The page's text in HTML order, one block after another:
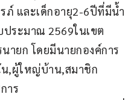
ภ์ และเด็กอายุ2-6ปีที่มีน้ำ
ระมาณ 2569ในเขต
ายก โดยมีนายกองค์การ
น,ผู้ใหญ่บ้าน,สมาชิก
าร